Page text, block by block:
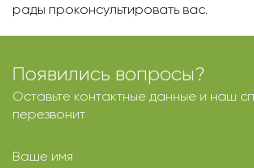
рады проконсультировать вас.
Появились вопросы?
Оставьте контактные данные и наш
перезвонит
Ваше имя